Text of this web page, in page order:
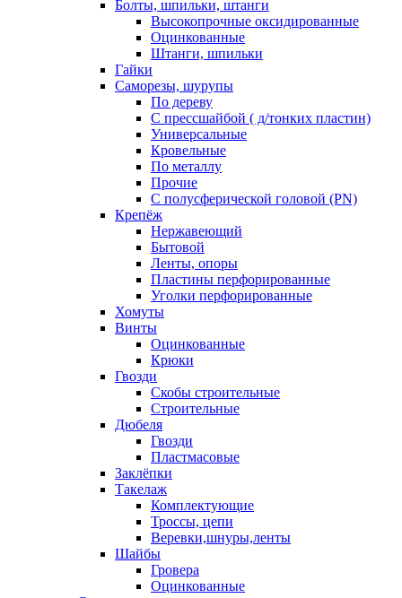
Болты, шпильки, штанги
Высокопрочные оксидированные
Оцинкованные
Штанги, шпильки
Гайки
Саморезы, шурупы
По дереву
С прессшайбой ( д/тонких пластин)
Универсальные
Кровельные
По металлу
Прочие
С полусферической головой (PN)
Крепёж
Нержавеющий
Бытовой
Ленты, опоры
Пластины перфорированные
Уголки перфорированные
Хомуты
Винты
Оцинкованные
Крюки
Гвозди
Скобы строительные
Строительные
Дюбеля
Гвозди
Пластмасовые
Заклёпки
Такелаж
Комплектующие
Троссы, цепи
Веревки,шнуры,ленты
Шайбы
Гровера
Оцинкованные